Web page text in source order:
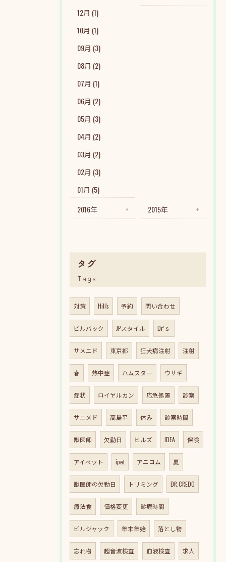
12月 (1)
10月 (1)
09月 (3)
08月 (2)
07月 (1)
06月 (2)
05月 (3)
04月 (2)
03月 (2)
02月 (3)
01月 (5)
2016年 2015年
タグ
Tags
対策 Hill's 予約 問い合わせ
ビルバック JPスタイル Dr’ｓ
サメニド 東京都 狂犬病注射 注射
春 熱中症 ハムスター ウサギ
症状 ロイヤルカン 応急処置 診察
サニメド 高島平 休み 診察時間
獣医師 欠勤日 ヒルズ IDEA 保険
アイペット ipet アニコム 夏
獣医師の欠勤日 トリミング DR.CREDO
療法食 価格変更 診療時間
ビルジャック 年末年始 落とし物
忘れ物 超音波検査 血液検査 求人